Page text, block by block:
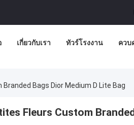
เกี่ยวกับเรา ทัวร์โรงงาน คว
Bags Dior Medium D Lite Bag
Fleurs Custom